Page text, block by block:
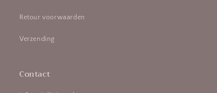
Retour voorwaarden
Verzending
Contact